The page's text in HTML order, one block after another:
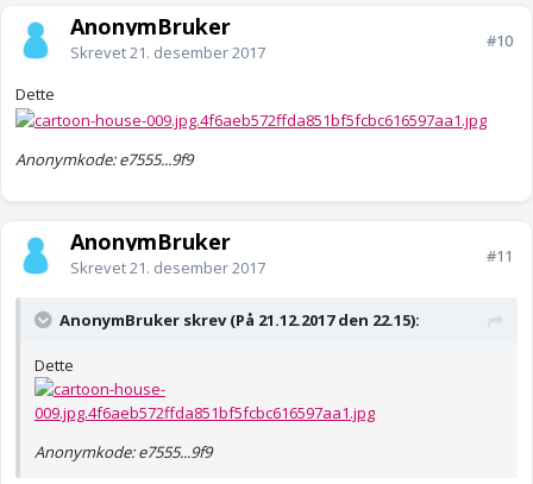
AnonymBruker
Skrevet21. desember 2017
#10
Dette
Anonymkode: e7555...9f9
AnonymBruker
Skrevet21. desember 2017
#11
AnonymBruker skrev (På 21.12.2017 den 22.15):
Dette
Anonymkode: e7555...9f9